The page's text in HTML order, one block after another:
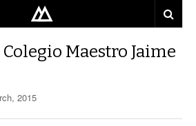
Maestro Jaime
2015